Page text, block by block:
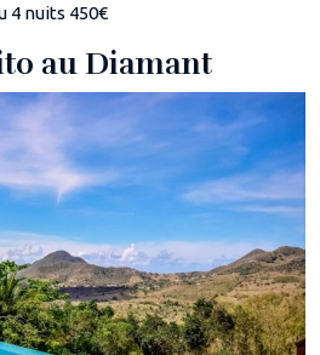
4 nuits 450€
au Diamant